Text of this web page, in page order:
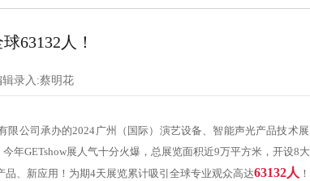
63132人！
辑录入:蔡明花
公司承办的2024广州（国际）演艺设备、智能声光产品技术
年GETshow展人气十分火爆，总展览面积近9万平方米，开设8
、新应用！为期4天展览累计吸引全球专业观众高达63132人 ！